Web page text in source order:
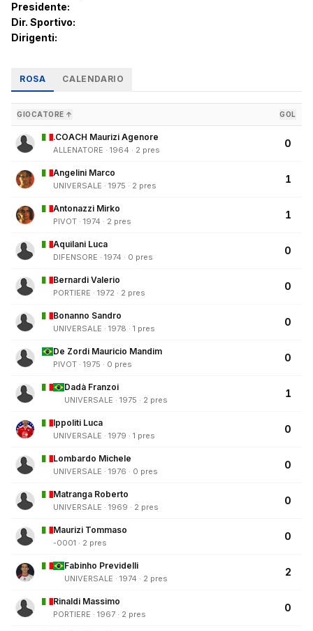
Presidente:
Dir. Sportivo:
Dirigenti:
ROSA CALENDARIO
GIOCATORE ↑ GOL
.COACH Maurizi Agenore
ALLENATORE · 1964 · 2 pres
0
Angelini Marco
UNIVERSALE · 1975 · 2 pres
1
Antonazzi Mirko
PIVOT · 1974 · 2 pres
1
Aquilani Luca
DIFENSORE · 1974 · 0 pres
0
Bernardi Valerio
PORTIERE · 1972 · 2 pres
0
Bonanno Sandro
UNIVERSALE · 1978 · 1 pres
0
De Zordi Mauricio Mandim
PIVOT · 1975 · 0 pres
0
Dadà Franzoi
UNIVERSALE · 1975 · 2 pres
1
Ippoliti Luca
UNIVERSALE · 1979 · 1 pres
0
Lombardo Michele
UNIVERSALE · 1976 · 0 pres
0
Matranga Roberto
UNIVERSALE · 1969 · 2 pres
0
Maurizi Tommaso
-0001 · 2 pres
0
Fabinho Previdelli
UNIVERSALE · 1974 · 2 pres
2
Rinaldi Massimo
PORTIERE · 1967 · 2 pres
0